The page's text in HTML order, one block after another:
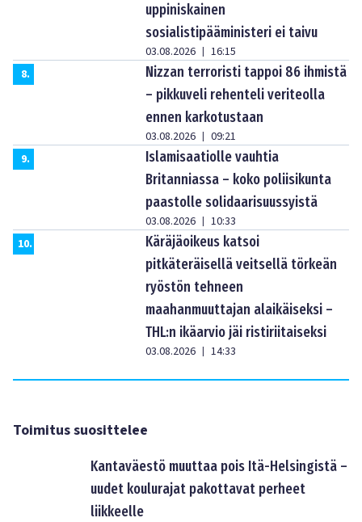
uppiniskainen
sosialistipääministeri ei taivu
03.08.2026 | 16:15
8.
Nizzan terroristi tappoi 86 ihmistä
– pikkuveli rehenteli veriteolla
ennen karkotustaan
03.08.2026 | 09:21
9.
Islamisaatiolle vauhtia
Britanniassa – koko poliisikunta
paastolle solidaarisuussyistä
03.08.2026 | 10:33
10.
Käräjäoikeus katsoi
pitkäteräisellä veitsellä törkeän
ryöstön tehneen
maahanmuuttajan alaikäiseksi –
THL:n ikäarvio jäi ristiriitaiseksi
03.08.2026 | 14:33
Toimitus suosittelee
Kantaväestö muuttaa pois Itä-Helsingistä –
uudet koulurajat pakottavat perheet
liikkeelle